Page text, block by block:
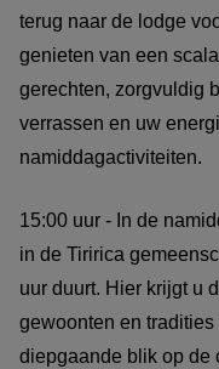
terug naar de lodge
genieten van een
gerechten, zorgvuldig
verrassen en uw
namiddagactiviteiten.
15:00 uur - In de
in de Tiririca
uur duurt. Hier krijgt u
gewoonten en
diepgaande blik op de